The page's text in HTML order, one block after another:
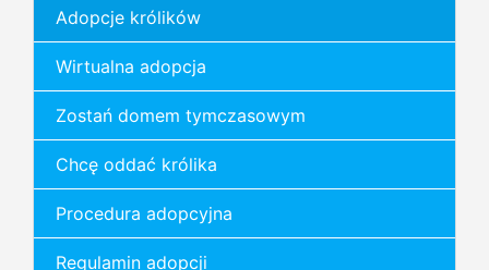
Adopcje królików
Wirtualna adopcja
Zostań domem tymczasowym
Chcę oddać królika
Procedura adopcyjna
Regulamin adopcji